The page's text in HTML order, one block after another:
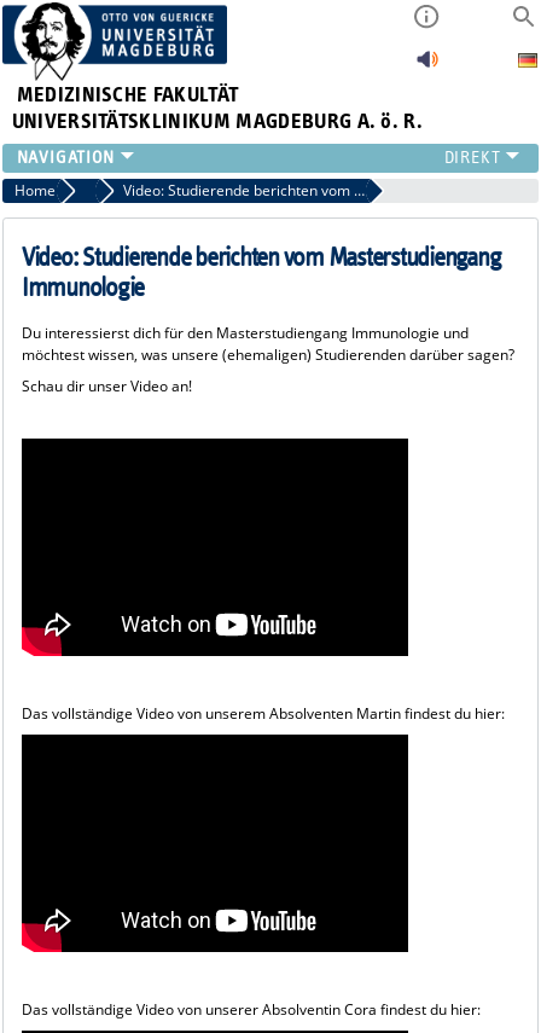
MEDIZINISCHE FAKULTÄT
UNIVERSITÄTSKLINIKUM MAGDEBURG A. ö. R.
INSTITUTE
KLINIKEN
ZENTRALE EINRICHTUNGEN
FORSCHUNG
ÜBER UNS
INTERNATIONAL
Home Aktuelles Video: Studierende berichten vom Masterstudiengang Immunologie
Video: Studierende berichten vom Masterstudiengang
Immunologie
Du interessierst dich für den Masterstudiengang Immunologie und
möchtest wissen, was unsere (ehemaligen) Studierenden darüber sagen?
Schau dir unser Video an!
Das vollständige Video von unserem Absolventen Martin findest du hier:
Das vollständige Video von unserer Absolventin Cora findest du hier: